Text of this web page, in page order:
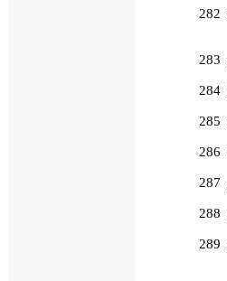
282
283
284
285
286
287
288
289